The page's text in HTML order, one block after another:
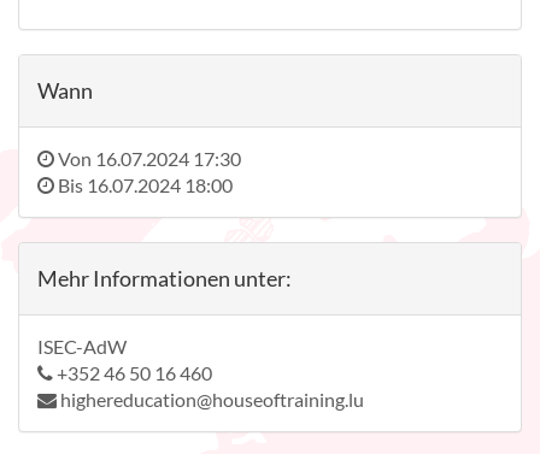
Wann
Von 16.07.2024 17:30
Bis 16.07.2024 18:00
Mehr Informationen unter:
ISEC-AdW
+352 46 50 16 460
highereducation@houseoftraining.lu